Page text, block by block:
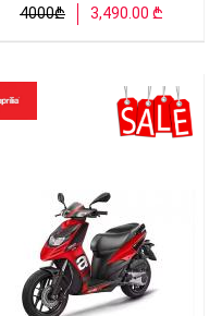
4000₾ 3,490.00 ₾